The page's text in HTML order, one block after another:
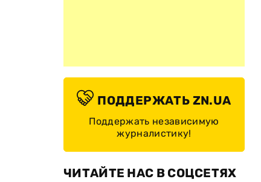
ПОДДЕРЖАТЬ ZN.UA
Поддержать независимую
журналистику!
ЧИТАЙТЕ НАС В СОЦСЕТЯХ